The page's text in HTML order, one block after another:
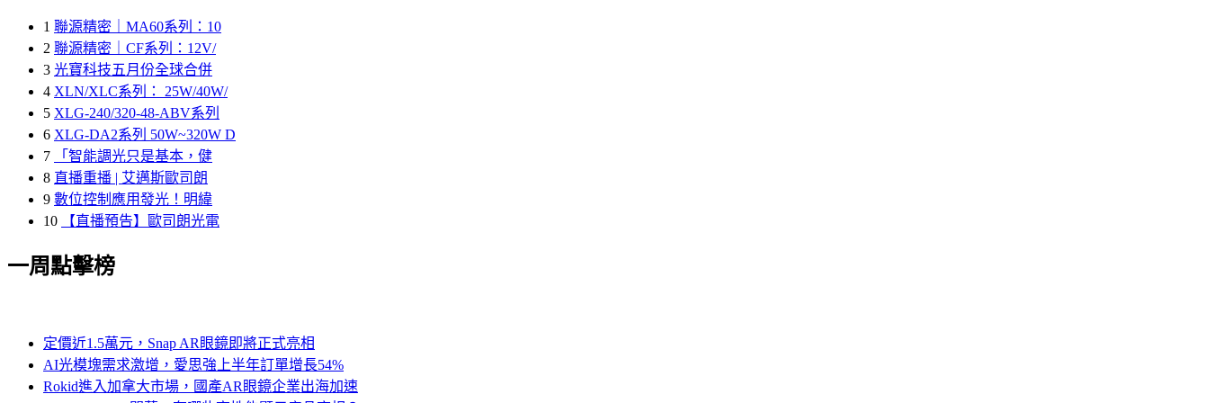
1 聯源精密｜MA60系列：10
2 聯源精密｜CF系列：12V/
3 光寶科技五月份全球合併
4 XLN/XLC系列： 25W/40W/
5 XLG-240/320-48-ABV系列
6 XLG-DA2系列 50W~320W D
7
「智能調光只是基本，健
8 直播重播 | 艾邁斯歐司朗
9 數位控制應用發光！明緯
10
【直播預告】歐司朗光電
一周點擊榜
定價近1.5萬元，Snap AR眼鏡即將正式亮相
AI光模塊需求激增，愛思強上半年訂單增長54%
Rokid進入加拿大市場，國產AR眼鏡企業出海加速